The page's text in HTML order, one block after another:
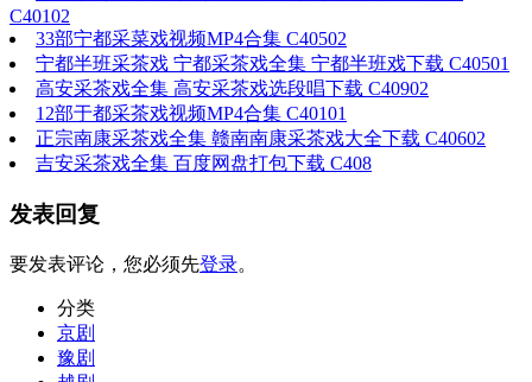
C40102
33部宁都采菜戏视频MP4合集 C40502
宁都半班采茶戏 宁都采茶戏全集 宁都半班戏下载 C40501
高安采茶戏全集 高安采茶戏选段唱下载 C40902
12部于都采茶戏视频MP4合集 C40101
正宗南康采茶戏全集 赣南南康采茶戏大全下载 C40602
吉安采茶戏全集 百度网盘打包下载 C408
发表回复
要发表评论，您必须先登录。
分类
京剧
豫剧